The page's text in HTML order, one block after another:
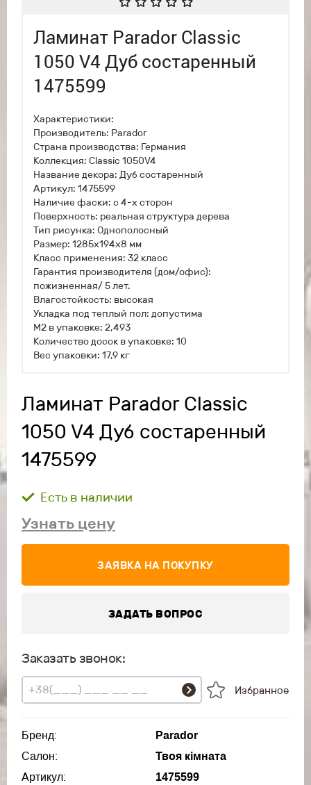
Ламинат Parador Classic
1050 V4 Дуб состаренный
1475599
Характеристики:
Производитель: Parador
Страна производства: Германия
Коллекция: Classic 1050V4
Название декора: Дуб состаренный
Артикул: 1475599
Наличие фаски: с 4-х сторон
Поверхность: реальная структура дерева
Тип рисунка: Однополосный
Размер: 1285х194х8 мм
Класс применения: 32 класс
Гарантия производителя (дом/офис):
пожизненная/ 5 лет.
Влагостойкость: высокая
Укладка под теплый пол: допустима
М2 в упаковке: 2,493
Количество досок в упаковке: 10
Вес упаковки: 17,9 кг
Ламинат Parador Classic
1050 V4 Дуб состаренный
1475599
Есть в наличии
Узнать цену
ЗАЯВКА НА ПОКУПКУ
ЗАДАТЬ ВОПРОС
Заказать звонок:
Избранное
Бренд:
Parador
Салон:
Твоя кімната
Артикул:
1475599